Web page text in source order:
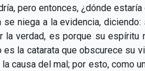
pero entonces, ¿dónde
niega a la evidencia,
verdad, es porque su espíritu
la catarata que obscurece su
causa del mal; por esto, como